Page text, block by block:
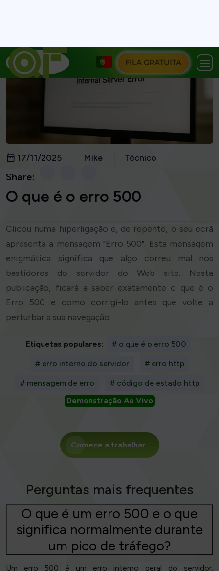
17/11/2025 Mike Técnico
Share:
O que é o erro 500
Clicou numa hiperligação e, de repente, o seu ecrã
apresenta a mensagem "Erro 500". Esta mensagem
enigmática significa que algo correu mal nos
bastidores do servidor do Web site. Nesta
publicação, ficará a saber exatamente o que é o
Erro 500 e como corrigi-lo antes que volte a
perturbar a sua navegação.
Etiquetas populares: # o que é o erro 500
# erro interno do servidor # erro http
# mensagem de erro
# código de estado http
Demonstração Ao Vivo
Comece a trabalhar
Perguntas mais frequentes
O que é um erro 500 e o que
significa normalmente durante
um pico de tráfego?
Um erro 500 é um erro interno geral do servidor.